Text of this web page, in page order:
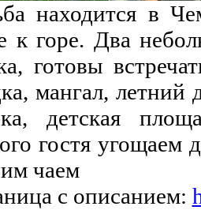
находится в
к горе. Два
готовы
мангал,
детская
гостя
чаем
с описанием: